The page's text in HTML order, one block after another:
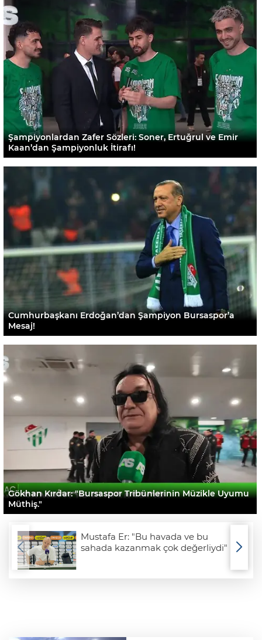
Şampiyonlardan Zafer Sözleri: Soner, Ertuğrul ve Emir
Kaan’dan Şampiyonluk İtirafı!
Cumhurbaşkanı Erdoğan’dan Şampiyon Bursaspor’a
Mesaj!
Gökhan Kırdar: "Bursaspor Tribünlerinin Müzikle Uyumu
Müthiş."
Mustafa Er: "Bu havada ve bu
sahada kazanmak çok değerliydi"